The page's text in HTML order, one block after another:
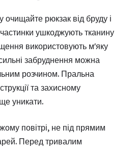
очищайте рюкзак від бруду і
частинки ушкоджують тканину
використовують мʼяку
забруднення можна
розчином. Пральна
та захисному
уникати.
повітрі, не під прямим
Перед тривалим